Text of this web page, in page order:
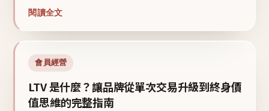
閱讀全文
會員經營
LTV 是什麼？讓品牌從單次交易升級到終身價
值思維的完整指南